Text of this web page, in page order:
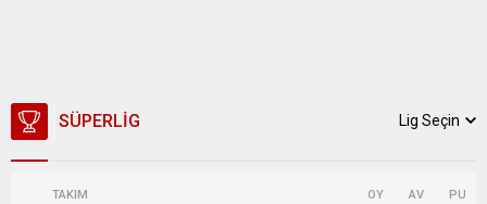
SÜPERLIG Lig Seçin
TAKIM OY AV PU